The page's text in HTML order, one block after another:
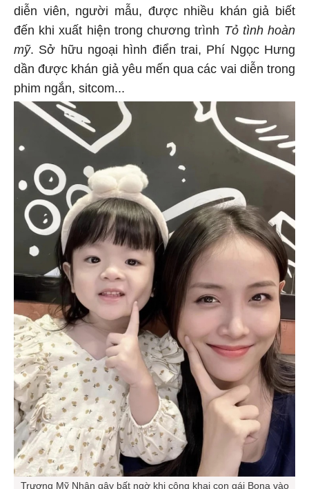
diễn viên, người mẫu, được nhiều khán giả biết
đến khi xuất hiện trong chương trình Tỏ tình hoàn
mỹ. Sở hữu ngoại hình điển trai, Phí Ngọc Hưng
dần được khán giả yêu mến qua các vai diễn trong
phim ngắn, sitcom...
Trương Mỹ Nhân gây bất ngờ khi công khai con gái Bona vào